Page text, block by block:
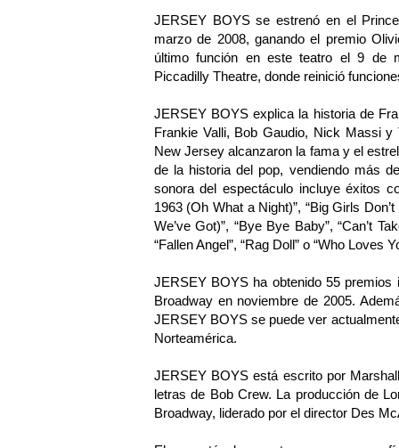
JERSEY BOYS se estrenó en el
marzo de 2008, ganando el premio
último función en este teatro el 9 de
Piccadilly Theatre, donde reinició
JERSEY BOYS explica la historia de
Frankie Valli, Bob Gaudio, Nick Massi
New Jersey alcanzaron la fama y el
de la historia del pop, vendiendo más
sonora del espectáculo incluye éxitos
1963 (Oh What a Night)”, “Big Girls
We’ve Got)”, “Bye Bye Baby”, “Can’t
“Fallen Angel”, “Rag Doll” o “Who Loves
JERSEY BOYS ha obtenido 55 premios
Broadway en noviembre de 2005.
JERSEY BOYS se puede ver
Norteamérica.
JERSEY BOYS está escrito por
letras de Bob Crew. La producción de
Broadway, liderado por el director Des